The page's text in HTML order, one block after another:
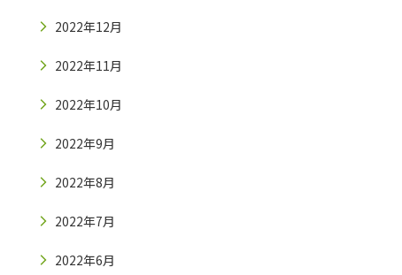
2022年12月
2022年11月
2022年10月
2022年9月
2022年8月
2022年7月
2022年6月